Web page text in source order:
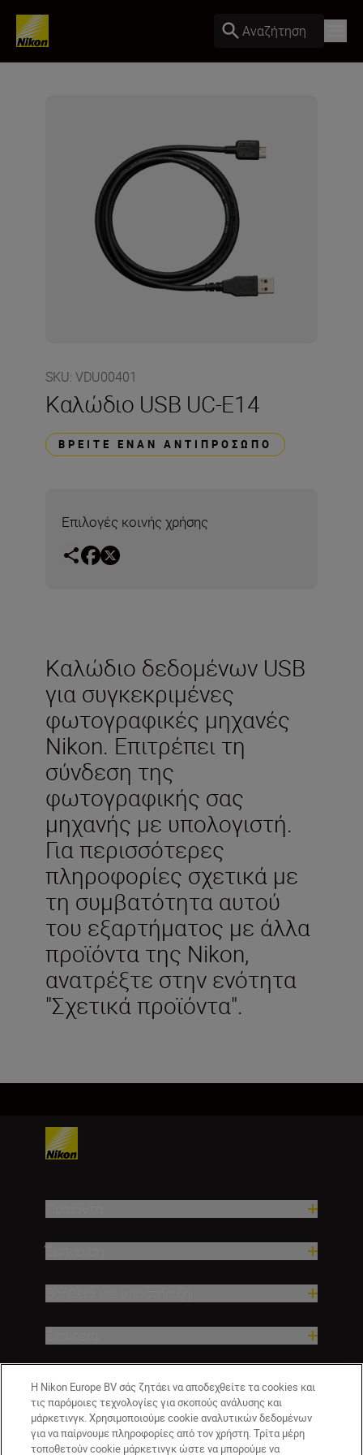
Αναζήτηση
SKU: VDU00401
Καλώδιο USB UC-E14
ΒΡΕΊΤΕ ΈΝΑΝ ΑΝΤΙΠΡΌΣΩΠΟ
Επιλογές κοινής χρήσης
Καλώδιο δεδομένων USB
για συγκεκριμένες
φωτογραφικές μηχανές
Nikon. Επιτρέπει τη
σύνδεση της
φωτογραφικής σας
μηχανής με υπολογιστή.
Για περισσότερες
πληροφορίες σχετικά με
τη συμβατότητα αυτού
του εξαρτήματος με άλλα
προϊόντα της Nikon,
ανατρέξτε στην ενότητα
"Σχετικά προϊόντα".
Η Nikon Europe BV σάς ζητάει να αποδεχθείτε τα cookies και
τις παρόμοιες τεχνολογίες για σκοπούς ανάλυσης και
μάρκετινγκ. Χρησιμοποιούμε cookie αναλυτικών δεδομένων
για να παίρνουμε πληροφορίες από τον χρήστη. Τρίτα μέρη
τοποθετούν cookie μάρκετινγκ ώστε να μπορούμε να